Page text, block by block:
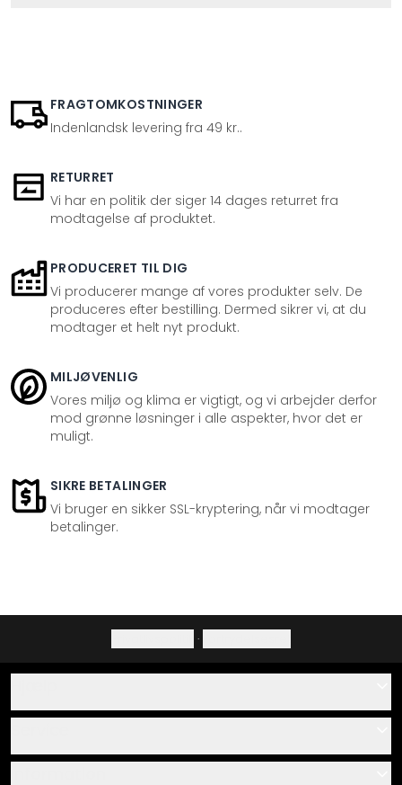
FRAGTOMKOSTNINGER
Indenlandsk levering fra 49 kr..
RETURRET
Vi har en politik der siger 14 dages returret fra
modtagelse af produktet.
PRODUCERET TIL DIG
Vi producerer mange af vores produkter selv. De
produceres efter bestilling. Dermed sikrer vi, at du
modtager et helt nyt produkt.
MILJØVENLIG
Vores miljø og klima er vigtigt, og vi arbejder derfor
mod grønne løsninger i alle aspekter, hvor det er
muligt.
SIKRE BETALINGER
Vi bruger en sikker SSL-kryptering, når vi modtager
betalinger.
·
Om os